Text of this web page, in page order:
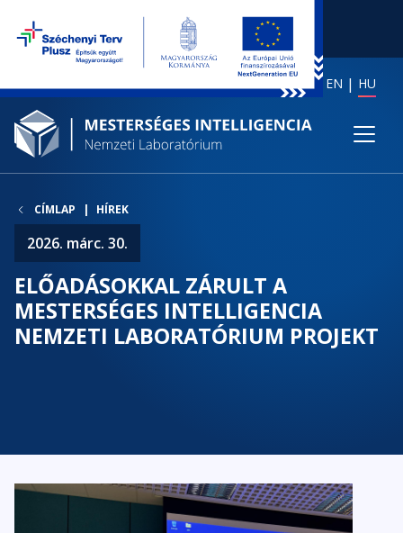
EN HU
CÍMLAP HÍREK
2026. márc. 30.
ELŐADÁSOKKAL ZÁRULT A
MESTERSÉGES INTELLIGENCIA
NEMZETI LABORATÓRIUM PROJEKT